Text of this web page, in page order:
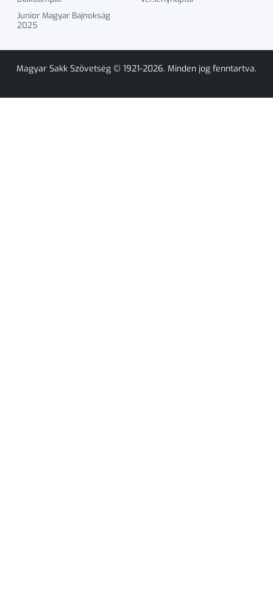
Junior Magyar Bajnokság
2025
Magyar Sakk Szövetség © 1921-2026. Minden jog fenntartva.